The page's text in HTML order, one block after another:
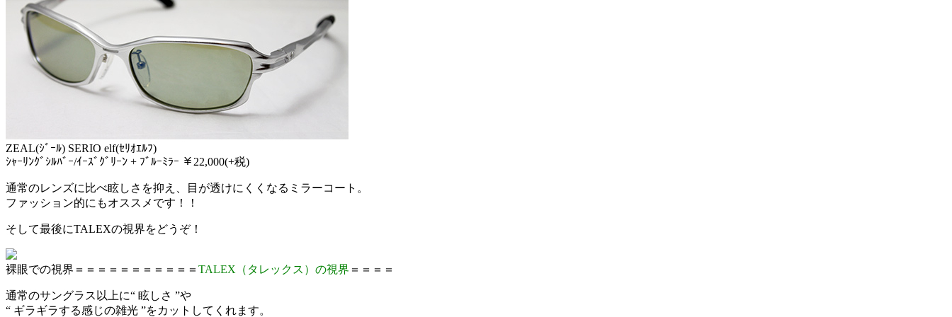
ZEAL(ｼﾞｰﾙ) SERIO elf(ｾﾘｵｴﾙﾌ)
ｼｬｰﾘﾝｸﾞｼﾙﾊﾞｰ/ｲｰｽﾞｸﾞﾘｰﾝ + ﾌﾞﾙｰﾐﾗｰ ￥22,000(+税)
通常のレンズに比べ眩しさを抑え、目が透けにくくなるミラーコート。
ファッション的にもオススメです！！
そして最後にTALEXの視界をどうぞ！
裸眼での視界＝＝＝＝＝＝＝＝＝＝＝ TALEX（タレックス）の視界 ＝＝＝＝
通常のサングラス以上に“ 眩しさ ”や
“ ギラギラする感じの雑光 ”をカットしてくれます。